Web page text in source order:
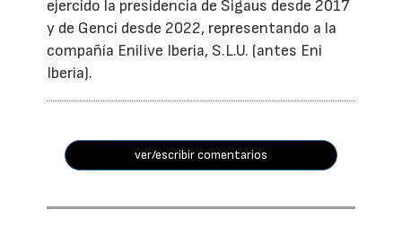
ejercido la presidencia de Sigaus desde 2017
y de Genci desde 2022, representando a la
compañía Enilive Iberia, S.L.U. (antes Eni
Iberia).
ver/escribir comentarios